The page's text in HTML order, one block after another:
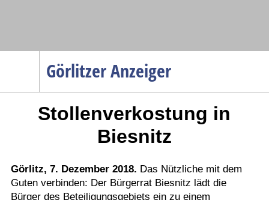
Görlitzer Anzeiger
Menüpunkte
Politik
Wirtschaft
Service
Stollenverkostung in
Biesnitz
Görlitz, 7. Dezember 2018. Das Nützliche mit dem
Guten verbinden: Der Bürgerrat Biesnitz lädt die
Bürger des Beteiligungsgebiets ein zu einem